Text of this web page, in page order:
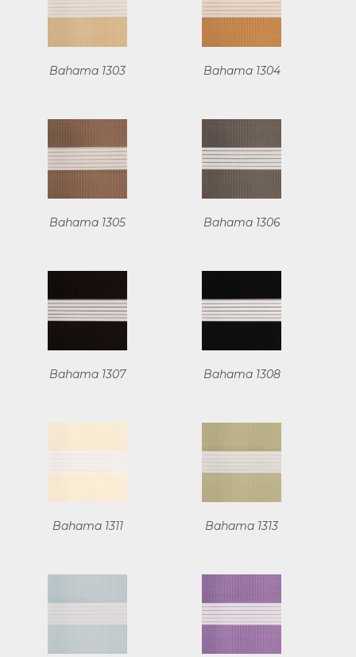
Bahama 1303 Bahama 1304
Bahama 1305 Bahama 1306
Bahama 1307 Bahama 1308
Bahama 1311 Bahama 1313